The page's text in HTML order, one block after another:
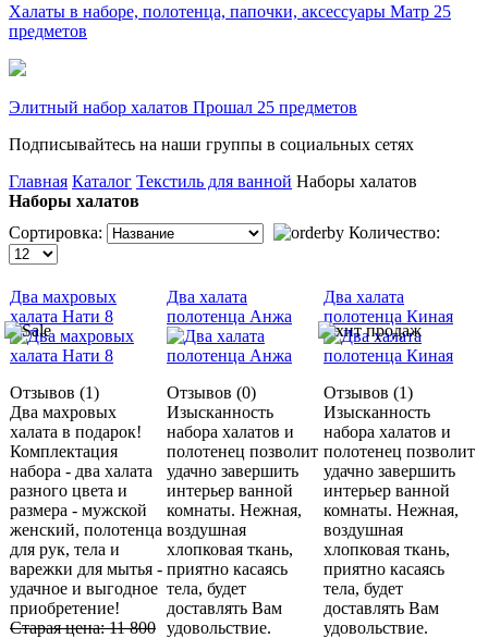
Халаты в наборе, полотенца, папочки, аксессуары Матр 25
предметов
Элитный набор халатов Прошал 25 предметов
Подписывайтесь на наши группы в социальных сетях
Главная Каталог Текстиль для ванной Наборы халатов
Наборы халатов
Сортировка:
Количество:
Два махровых
халата Нати 8
Отзывов (1)
Два махровых
халата в подарок!
Комплектация
набора - два халата
разного цвета и
размера - мужской
женский, полотенца
для рук, тела и
варежки для мытья -
удачное и выгодное
приобретение!
Старая цена:11 800
Два халата
полотенца Анжа
Отзывов (0)
Изысканность
набора халатов и
полотенец позволит
удачно завершить
интерьер ванной
комнаты. Нежная,
воздушная
хлопковая ткань,
приятно касаясь
тела, будет
доставлять Вам
удовольствие.
Два халата
полотенца Киная
Отзывов (1)
Изысканность
набора халатов и
полотенец позволит
удачно завершить
интерьер ванной
комнаты. Нежная,
воздушная
хлопковая ткань,
приятно касаясь
тела, будет
доставлять Вам
удовольствие.